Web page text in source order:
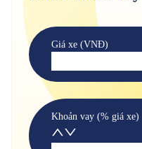
Giá xe (VNĐ)
Khoản vay (% giá xe)